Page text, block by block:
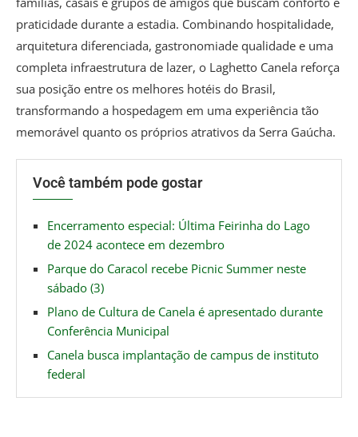
praticidade durante a estadia. Combinando hospitalidade,
arquitetura diferenciada, gastronomiade qualidade e uma
completa infraestrutura de lazer, o Laghetto Canela reforça
sua posição entre os melhores hotéis do Brasil,
transformando a hospedagem em uma experiência tão
memorável quanto os próprios atrativos da Serra Gaúcha.
Você também pode gostar
Encerramento especial: Última Feirinha do Lago
de 2024 acontece em dezembro
Parque do Caracol recebe Picnic Summer neste
sábado (3)
Plano de Cultura de Canela é apresentado durante
Conferência Municipal
Canela busca implantação de campus de instituto
federal